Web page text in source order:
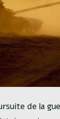
de la